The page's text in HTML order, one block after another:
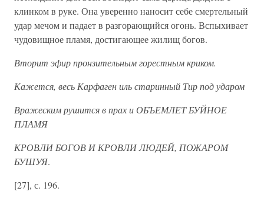
клинком в руке. Она уверенно наносит себе смертельный
удар мечом и падает в разгорающийся огонь. Вспыхивает
чудовищное пламя, достигающее жилищ богов.
Вторит эфир пронзительным горестным криком.
Кажется, весь Карфаген иль старинный Тир под ударом
Вражеским рушится в прах и ОБЪЕМЛЕТ БУЙНОЕ
ПЛАМЯ
КРОВЛИ БОГОВ И КРОВЛИ ЛЮДЕЙ, ПОЖАРОМ
БУШУЯ.
[27], с. 196.